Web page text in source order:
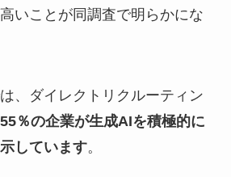
いことが同調査で明らかにな
、ダイレクトリクルーティン
55％の企業が生成AIを積極的に
しています。